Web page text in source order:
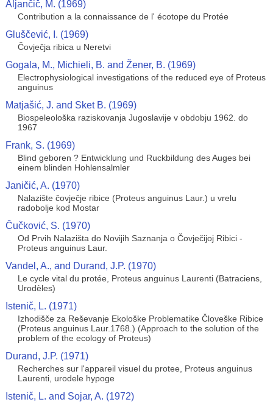
Aljančič, M. (1969)
Contribution a la connaissance de l' écotope du Protée
Gluščević, I. (1969)
Čovječja ribica u Neretvi
Gogala, M., Michieli, B. and Žener, B. (1969)
Electrophysiological investigations of the reduced eye of Proteus
anguinus
Matjašić, J. and Sket B. (1969)
Biospeleološka raziskovanja Jugoslavije v obdobju 1962. do
1967
Frank, S. (1969)
Blind geboren ? Entwicklung und Ruckbildung des Auges bei
einem blinden Hohlensalmler
Janičić, A. (1970)
Nalazište čovječje ribice (Proteus anguinus Laur.) u vrelu
radobolje kod Mostar
Čučković, S. (1970)
Od Prvih Nalazišta do Novijih Saznanja o Čovječijoj Ribici -
Proteus anguinus Laur.
Vandel, A., and Durand, J.P. (1970)
Le cycle vital du protée, Proteus anguinus Laurenti (Batraciens,
Urodèles)
Istenič, L. (1971)
Izhodišče za Reševanje Ekološke Problematike Človeške Ribice
(Proteus anguinus Laur.1768.) (Approach to the solution of the
problem of the ecology of Proteus)
Durand, J.P. (1971)
Recherches sur l'appareil visuel du protee, Proteus anguinus
Laurenti, urodele hypoge
Istenič, L. and Sojar, A. (1972)